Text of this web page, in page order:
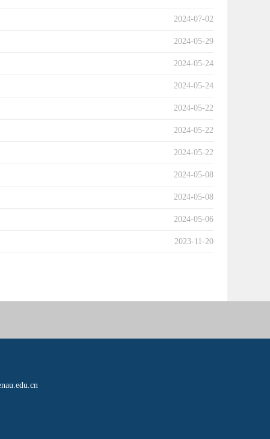
2024-07-02
2024-05-29
2024-05-24
2024-05-24
2024-05-22
2024-05-22
2024-05-22
2024-05-08
2024-05-08
2024-05-06
2023-11-20